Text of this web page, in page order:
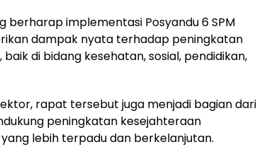
berharap implementasi Posyandu 6 SPM
dampak nyata terhadap peningkatan
di bidang kesehatan, sosial, pendidikan,
rapat tersebut juga menjadi bagian dari
peningkatan kesejahteraan
lebih terpadu dan berkelanjutan.